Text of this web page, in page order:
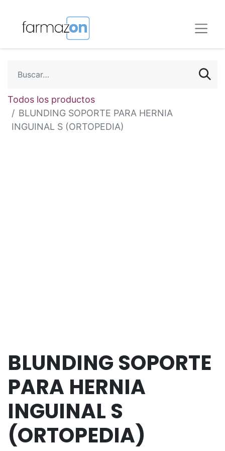
Todos los productos
BLUNDING SOPORTE PARA HERNIA
INGUINAL S (ORTOPEDIA)
BLUNDING SOPORTE
PARA HERNIA
INGUINAL S
(ORTOPEDIA)